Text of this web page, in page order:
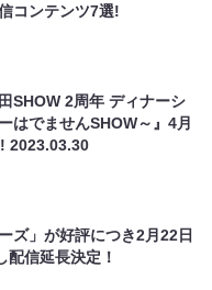
コンテンツ7選!
SHOW 2周年 ディナーシ
はでませんSHOW～』4月
!2023.03.30
ズ」が好評につき2月22日
配信延長決定！